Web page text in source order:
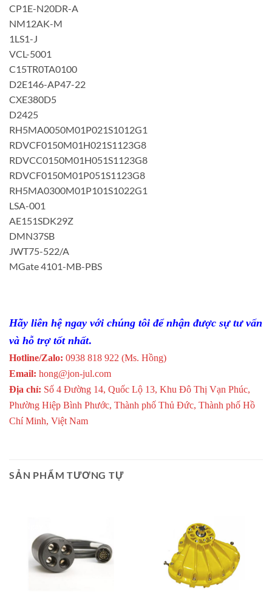
CP1E-N20DR-A
NM12AK-M
1LS1-J
VCL-5001
C15TR0TA0100
D2E146-AP47-22
CXE380D5
D2425
RH5MA0050M01P021S1012G1
RDVCF0150M01H021S1123G8
RDVCC0150M01H051S1123G8
RDVCF0150M01P051S1123G8
RH5MA0300M01P101S1022G1
LSA-001
AE151SDK29Z
DMN37SB
JWT75-522/A
MGate 4101-MB-PBS
Hãy liên hệ ngay với chúng tôi để nhận được sự tư vấn
và hỗ trợ tốt nhất.
Hotline/Zalo: 0938 818 922 (Ms. Hồng)
Email: hong@jon-jul.com
Địa chỉ: Số 4 Đường 14, Quốc Lộ 13, Khu Đô Thị Vạn Phúc,
Phường Hiệp Bình Phước, Thành phố Thủ Đức, Thành phố Hồ
Chí Minh, Việt Nam
SẢN PHẨM TƯƠNG TỰ